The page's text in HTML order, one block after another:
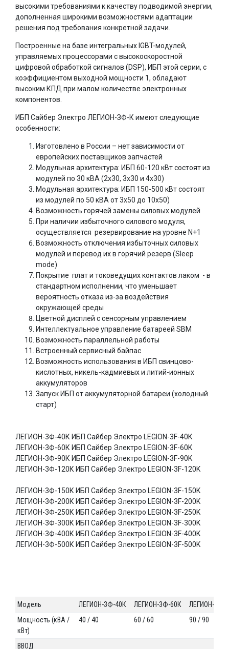
высокими требованиями к качеству подводимой энергии,
дополненная широкими возможностями адаптации
решения под требования конкретной задачи.
Построенные на базе интегральных IGBT-модулей,
управляемых процессорами с высокоскоростной
цифровой обработкой сигналов (DSP), ИБП этой серии, с
коэффициентом выходной мощности 1, обладают
высоким КПД при малом количестве электронных
компонентов.
ИБП Сайбер Электро ЛЕГИОН-ЗФ-К имеют следующие
особенности:
Изготовлено в России – нет зависимости от
европейских поставщиков запчастей
Модульная архитектура: ИБП 60-120 кВт состоят из
модулей по 30 кВА (2х30, 3х30 и 4х30)
Модульная архитектура: ИБП 150-500 кВт состоят
из модулей по 50 кВА от 3х50 до 10х50)
Возможность горячей замены силовых модулей
При наличии избыточного силового модуля,
осуществляется резервирование на уровне N+1
Возможность отключения избыточных силовых
модулей и перевод их в горячий резерв (Sleep
mode)
Покрытие плат и токоведущих контактов лаком - в
стандартном исполнении, что уменьшает
вероятность отказа из-за воздействия
окружающей среды
Цветной дисплей с сенсорным управлением
Интеллектуальное управление батареей SBM
Возможность параллельной работы
Встроенный сервисный байпас
Возможность использования в ИБП свинцово-
кислотных, никель-кадмиевых и литий-ионных
аккумуляторов
Запуск ИБП от аккумуляторной батареи (холодный
старт)
ЛЕГИОН-3Ф-40К ИБП Сайбер Электро LEGION-3F-40K
ЛЕГИОН-3Ф-60К ИБП Сайбер Электро LEGION-3F-60K
ЛЕГИОН-3Ф-90К ИБП Сайбер Электро LEGION-3F-90K
ЛЕГИОН-3Ф-120К ИБП Сайбер Электро LEGION-3F-120K
ЛЕГИОН-3Ф-150К ИБП Сайбер Электро LEGION-3F-150K
ЛЕГИОН-3Ф-200К ИБП Сайбер Электро LEGION-3F-200K
ЛЕГИОН-3Ф-250К ИБП Сайбер Электро LEGION-3F-250K
ЛЕГИОН-3Ф-300К ИБП Сайбер Электро LEGION-3F-300K
ЛЕГИОН-3Ф-400К ИБП Сайбер Электро LEGION-3F-400K
ЛЕГИОН-3Ф-500К ИБП Сайбер Электро LEGION-3F-500K
Модель ЛЕГИОН-3Ф-40К ЛЕГИОН-3Ф-60К
ЛЕГИОН-3Ф-
Мощность (кВА /
кВт)
40 / 40 60 / 60 90 / 90
ВВОД